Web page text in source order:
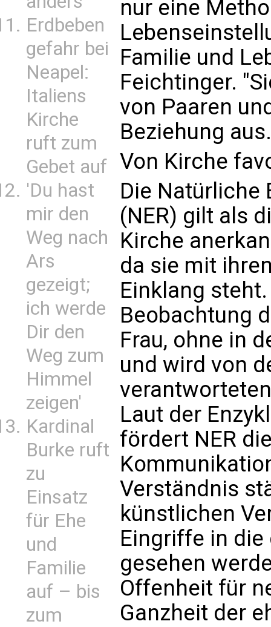
Erdbeben
gefahr bei
Neapel:
Italiens
Kirche
ruft zum
Gebet auf
'Du hast
mir den
Weg nach
Ars
gezeigt;
ich werde
Dir den
Weg zum
Himmel
zeigen'
Kardinal
Burke ruft
zu
Einsatz
für Ehe
und
Familie
auf – bis
zum
nur eine
Familie und
Feichtinger.
von Paaren
Beziehung
Von Kirche
Die Natürliche
(NER) gilt als
Kirche
da sie mit
Einklang
Beobachtung
Frau, ohne in
und wird von
Laut der
fördert NER
Verständnis
künstlichen
Eingriffe in
gesehen
Offenheit für
Ganzheit der